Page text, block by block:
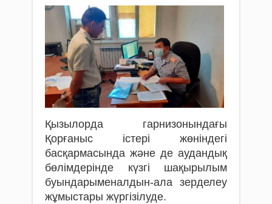
Қызылорда гарнизонындағы
Қорғаныс істері жөніндегі
басқармасында және де аудандық
бөлімдерінде күзгі шақырылым
буындарыменалдын-ала зерделеу
жұмыстары жүргізілуде.